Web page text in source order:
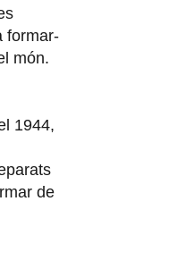
formar-
món.
1944,
de